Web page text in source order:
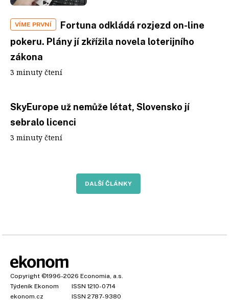
VÍME PRVNÍ
Fortuna odkládá rozjezd on-line
pokeru. Plány jí zkřížila novela loterijního
zákona
3 minuty čtení
SkyEurope už nemůže létat, Slovensko jí
sebralo licenci
3 minuty čtení
DALŠÍ ČLÁNKY
Copyright ©1996-2026 Economia, a.s.
Týdeník Ekonom
ISSN 1210-0714
ekonom.cz
ISSN 2787-9380